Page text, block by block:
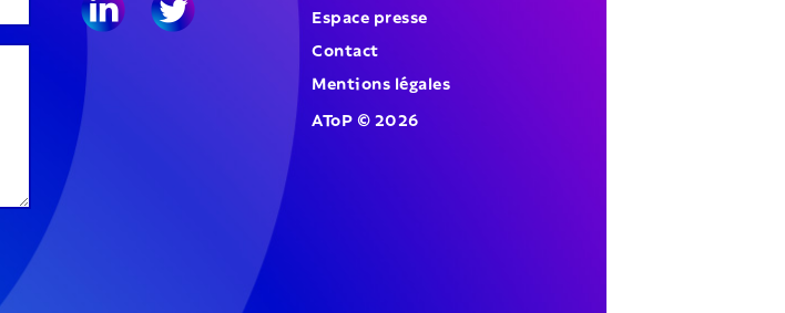
Espace presse
Contact
Mentions légales
AToP©2026